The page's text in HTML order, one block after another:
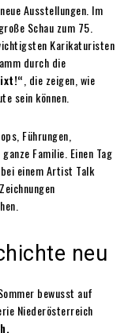
Ausstellungen. Im
Schau zum 75.
Karikaturisten
durch die
, die zeigen, wie
sein können.
Führungen,
Familie. Einen Tag
einem Artist Talk
neu
bewusst auf
Niederösterreich